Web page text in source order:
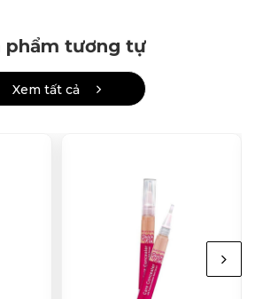
phẩm tương tự
Xem tất cả